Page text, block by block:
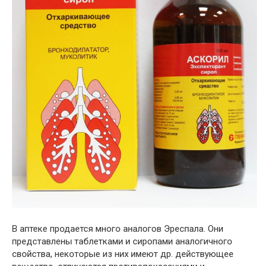
В аптеке продается много аналогов Эреспала. Они
представлены таблетками и сиропами аналогичного
свойства, некоторые из них имеют др. действующее